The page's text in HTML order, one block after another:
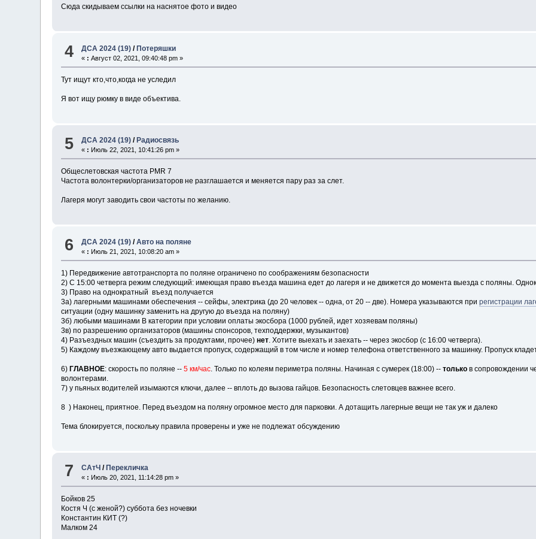
Сюда скидываем ссылки на наснятое фото и видео
4 ДСА 2024 (19) /Потеряшки
« : Август 02, 2021, 09:40:48 pm »
Тут ищут кто,что,когда не уследил
Я вот ищу рюмку в виде объектива.
5 ДСА 2024 (19) / Радиосвязь
« : Июль 22, 2021, 10:41:26 pm »
Общеслетовская частота PMR 7
Частота волонтерки/организаторов не разглашается и меняется пару раз за слет.
Лагеря могут заводить свои частоты по желанию.
6 ДСА 2024 (19) /Авто на поляне
« : Июль 21, 2021, 10:08:20 am »
1) Передвижение автотранспорта по поляне ограничено по соображениям безопасности
2) С 15:00 четверга режим следующий: имеющая право въезда машина едет до лагеря и не движется до момента выезда с поляны.
3) Право на однократный въезд получается
3а) лагерными машинами обеспечения -- сейфы, электрика (до 20 человек -- одна, от 20 -- две). Номера указываются прирегистрации
ситуации (одну машинку заменить на другую до въезда на поляну)
3б) любыми машинами В категории при условии оплаты экосбора (1000 рублей, идет хозяевам поляны)
3в) по разрешению организаторов (машины спонсоров, техподдержки, музыкантов)
4) Разъездных машин (съездить за продуктами, прочее)нет . Хотите выехать и заехать -- через экосбор (с 16:00 четверга).
5) Каждому въезжающему авто выдается пропуск, содержащий в том числе и номер телефона ответственного за машинку. Пропуск
6)ГЛАВНОЕ: скорость по поляне --5 км/час . Только по колеям периметра поляны. Начиная с сумерек (18:00) --только в сопровождении
волонтерами.
7) у пьяных водителей изымаются ключи, далее -- вплоть до вызова гайцов. Безопасность слетовцев важнее всего.
8 ) Наконец, приятное. Перед въездом на поляну огромное место для парковки. А дотащить лагерные вещи не так уж и далеко
Тема блокируется, поскольку правила проверены и уже не подлежат обсуждению
7 САтЧ / Перекличка
« : Июль 20, 2021, 11:14:28 pm »
Бойков 25
Костя Ч (с женой?) суббота без ночевки
Константин КИТ (?)
Малком 24